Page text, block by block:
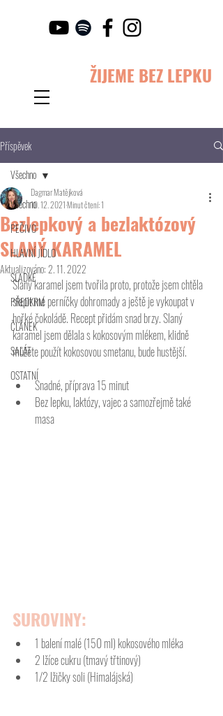
ŽIJEME BEZ LEPKU
Příspěvek
Všechno
PEČIVO
HLAVNÍ JÍDLO
SLADKÉ
PŘEDKRM
ČLÁNEK
SALÁT
OSTATNÍ
Všechno
Bezlepkový a bezlaktózový
SLANÝ KARAMEL
Dagmar Matějková
10. 12. 2021Minut čtení: 1
Aktualizováno: 2. 11. 2022
Slaný karamel jsem tvořila proto, protože jsem chtěla
slepit mé perníčky dohromady a ještě je vykoupat v
hořké čokoládě. Recept přidám snad brzy. Slaný
karamel jsem dělala s kokosovým mlékem, klidně
můžete použít kokosovou smetanu, bude hustější.
Snadné, příprava 15 minut
Bez lepku, laktózy, vajec a samozřejmě také
masa
SUROVINY:
1 balení malé (150 ml) kokosového mléka
2 lžíce cukru (tmavý třtinový)
1/2 lžičky soli (Himalájská)